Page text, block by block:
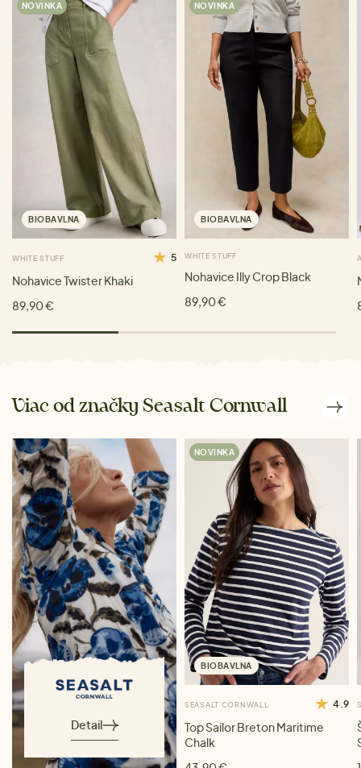
NOVINKA
BIOBAVLNA
WHITE STUFF 5
Nohavice Twister Khaki
89,90 €
NOVINKA
BIOBAVLNA
WHITE STUFF
Nohavice Illy Crop Black
89,90 €
Viac od značky Seasalt Cornwall
Detail
NOVINKA
BIOBAVLNA
SEASALT CORNWALL 4.9
Top Sailor Breton Maritime
Chalk